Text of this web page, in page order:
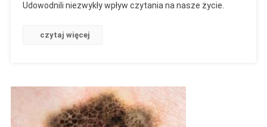
Mózgu,
Udowodnili niezwykły wpływ czytania na nasze życie.
czytaj więcej